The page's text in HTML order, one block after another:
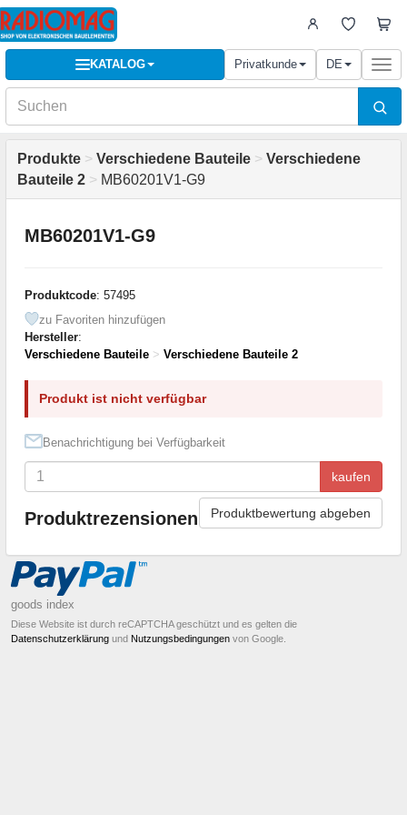
KATALOG Privatkunde DE
Produkte > Verschiedene Bauteile > Verschiedene
Bauteile 2 > MB60201V1-G9
MB60201V1-G9
Produktcode: 57495
zu Favoriten hinzufügen
Hersteller:
Verschiedene Bauteile > Verschiedene Bauteile 2
Produkt ist nicht verfügbar
Benachrichtigung bei Verfügbarkeit
kaufen
Produktrezensionen Produktbewertung abgeben
goods index
Diese Website ist durch reCAPTCHA geschützt und es gelten die
Datenschutzerklärung und Nutzungsbedingungen von Google.